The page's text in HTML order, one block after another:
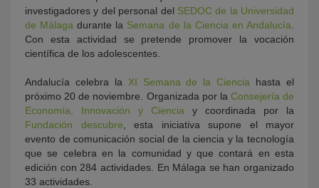
investigadores y del personal del SEDOC de la Universidad
de Málaga durante la Semana de la Ciencia en Andalucía
Con esta actividad se pretende promover la vocación
científica de los adolescentes.
Andalucía celebra la XI Semana de la Ciencia hasta el
próximo 20 de noviembre. Organizada por la Consejería de
Economía, Innovación y Ciencia y coordinada por la
Fundación descubre , esta iniciativa supone el mayor
evento de comunicación social de la ciencia y la tecnología
que se celebra en la comunidad y que contará en esta
edición con 284 actividades. En Málaga se han organizado
33 actividades.